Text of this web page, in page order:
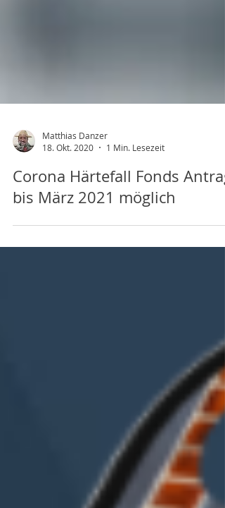
18. Okt. 2020
1 Min. Lesezeit
Corona Härtefall Fonds Antrag
bis März 2021 möglich